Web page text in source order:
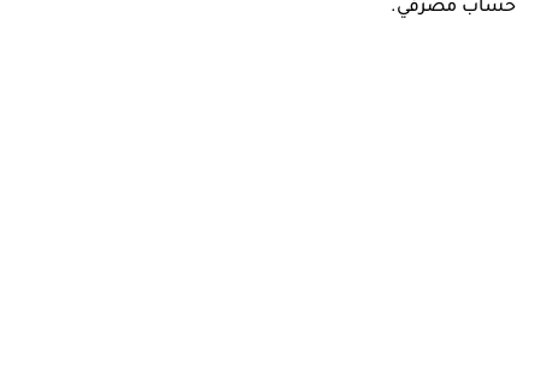
حساب مصرفي.